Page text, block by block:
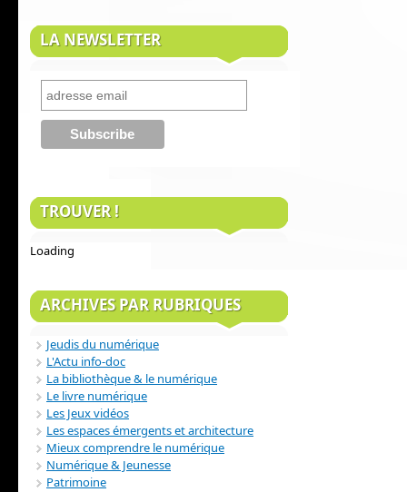
LA NEWSLETTER
TROUVER !
Loading
ARCHIVES PAR RUBRIQUES
Jeudis du numérique
L'Actu info-doc
La bibliothèque & le numérique
Le livre numérique
Les Jeux vidéos
Les espaces émergents et architecture
Mieux comprendre le numérique
Numérique & Jeunesse
Patrimoine